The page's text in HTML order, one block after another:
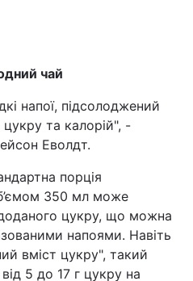
чай
напої, підсолоджений
та калорій", -
Еволдт.
порція
350 мл може
цукру, що можна
напоями. Навіть
вміст цукру", такий
5 до 17 г цукру на